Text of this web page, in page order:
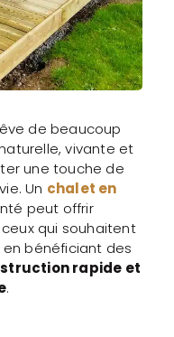
de beaucoup
vivante et
une touche de
Un chalet en
peut offrir
qui souhaitent
bénéficiant des
rapide et
.